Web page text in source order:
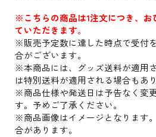
※こちらの商品は1注文につき、お
ていただきます。
※販売予定数に達した時点で受付
合がございます。
※本商品には、グッズ送料が適用
は特別送料が適用される場合もあり
※商品仕様や発送日は予告なく変
す。予めご了承ください。
※商品画像はイメージとなります
合があります。